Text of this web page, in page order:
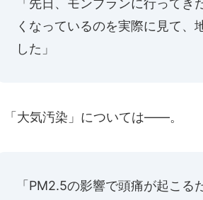
「先日、モンブランに行って
くなっているのを実際に見て、
した」
「大気汚染」については――。
「PM2.5の影響で頭痛が起こる